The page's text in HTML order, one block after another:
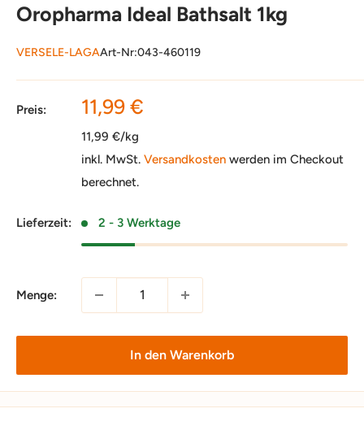
Oropharma Ideal Bathsalt 1kg
VERSELE-LAGAArt-Nr:043-460119
Preis: Sonderpreis
11,99 €
11,99 €/kg
inkl. MwSt. Versandkosten werden im Checkout
berechnet.
Lieferzeit: 2 - 3 Werktage
Menge:
In den Warenkorb